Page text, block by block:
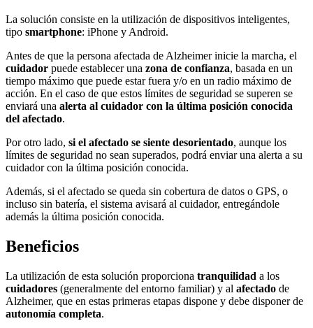
La solución consiste en la utilización de dispositivos inteligentes,
tipo smartphone: iPhone y Android.
Antes de que la persona afectada de Alzheimer inicie la marcha, el
cuidador puede establecer una zona de confianza, basada en un
tiempo máximo que puede estar fuera y/o en un radio máximo de
acción. En el caso de que estos límites de seguridad se superen se
enviará una alerta al cuidador con la última posición conocida
del afectado.
Por otro lado, si el afectado se siente desorientado, aunque los
límites de seguridad no sean superados, podrá enviar una alerta a su
cuidador con la última posición conocida.
Además, si el afectado se queda sin cobertura de datos o GPS, o
incluso sin batería, el sistema avisará al cuidador, entregándole
además la última posición conocida.
Beneficios
La utilización de esta solución proporciona tranquilidad a los
cuidadores (generalmente del entorno familiar) y al afectado de
Alzheimer, que en estas primeras etapas dispone y debe disponer de
autonomía completa.